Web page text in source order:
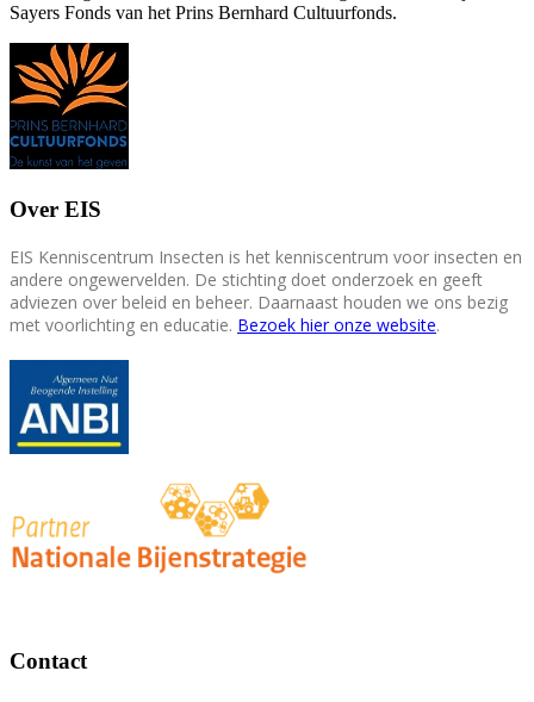
Sayers Fonds van het Prins Bernhard Cultuurfonds.
Over EIS
EIS Kenniscentrum Insecten is het kenniscentrum voor insecten en
andere ongewervelden. De stichting doet onderzoek en geeft
adviezen over beleid en beheer. Daarnaast houden we ons bezig
met voorlichting en educatie. Bezoek hier onze website.
Contact